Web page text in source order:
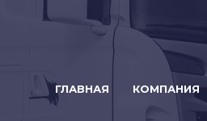
ГЛАВНАЯ КОМПАНИЯ